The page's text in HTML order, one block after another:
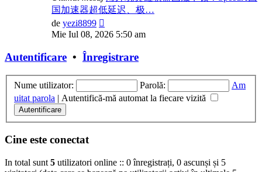
国加速器超低延迟、极…
de yezi8899
ultimul
Mie Iul 08, 2026 5:50 am
Autentificare • Înregistrare
Nume utilizator: Parolă:
Am
uitat parola | Autentifică-mă automat la fiecare vizită
Cine este conectat
In total sunt 5 utilizatori online :: 0 înregistrați, 0 ascunși și 5